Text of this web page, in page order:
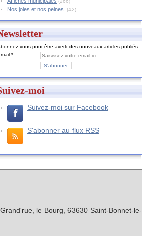
Nos joies et nos peines. (42)
vous pour être averti des nouveaux articles publiés.
moi
Suivez-moi sur Facebook
S'abonner au flux RSS
le Bourg, 63630 Saint-Bonnet-le-